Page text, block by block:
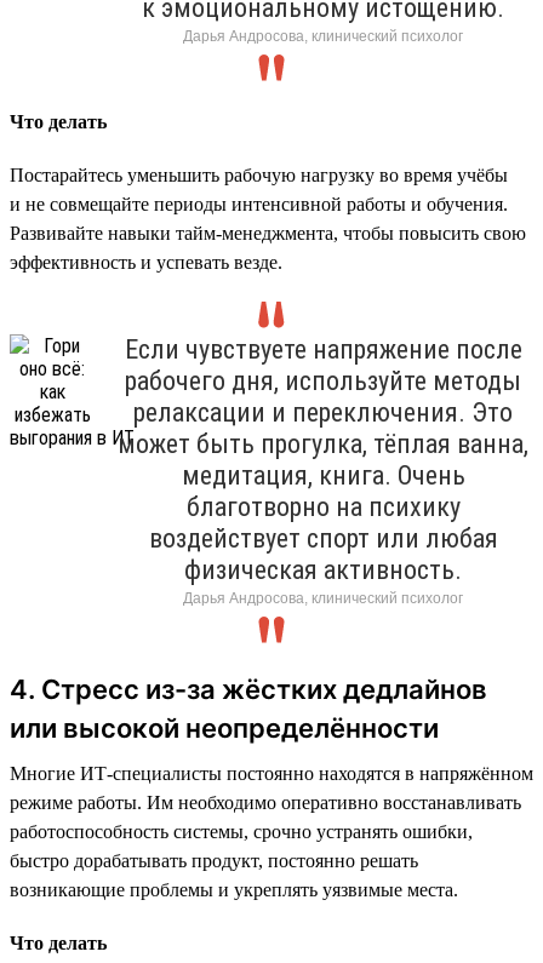
к эмоциональному истощению.
Дарья Андросова, клинический психолог
Что делать
Постарайтесь уменьшить рабочую нагрузку во время учёбы
и не совмещайте периоды интенсивной работы и обучения.
Развивайте навыки тайм-менеджмента, чтобы повысить свою
эффективность и успевать везде.
Если чувствуете напряжение после
рабочего дня, используйте методы
релаксации и переключения. Это
может быть прогулка, тёплая ванна,
медитация, книга. Очень
благотворно на психику
воздействует спорт или любая
физическая активность.
Дарья Андросова, клинический психолог
4. Стресс из-за жёстких дедлайнов
или высокой неопределённости
Многие ИТ-специалисты постоянно находятся в напряжённом
режиме работы. Им необходимо оперативно восстанавливать
работоспособность системы, срочно устранять ошибки,
быстро дорабатывать продукт, постоянно решать
возникающие проблемы и укреплять уязвимые места.
Что делать